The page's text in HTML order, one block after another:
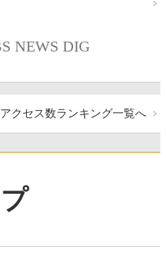
NEWS DIG
アクセス数ランキング一覧へ